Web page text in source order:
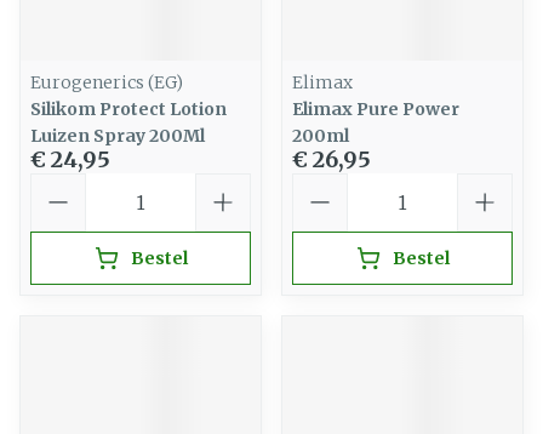
Eurogenerics (EG)
Silikom Protect Lotion
Luizen Spray 200Ml
€ 24,95
Bestel
Elimax
Elimax Pure Power
200ml
€ 26,95
Bestel